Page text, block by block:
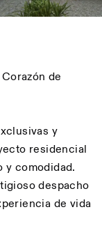
de
y
residencial
y comodidad.
despacho
de vida